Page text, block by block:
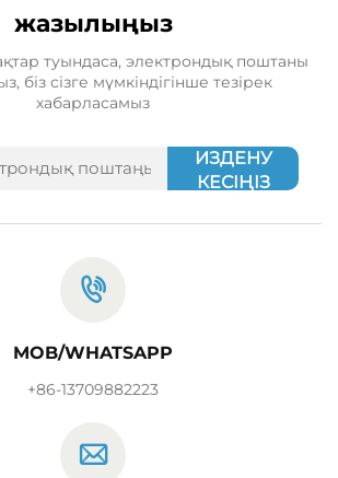
жазылыңыз
туындаса, электрондық поштаны
біз сізге мүмкіндігінше тезірек
хабарласамыз
ИЗДЕНУ
КЕСІҢІЗ
MOB/WHATSAPP
+86-13709882223